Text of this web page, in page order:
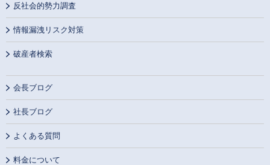
反社会的勢力調査
情報漏洩リスク対策
破産者検索
会長ブログ
社長ブログ
よくある質問
料金について